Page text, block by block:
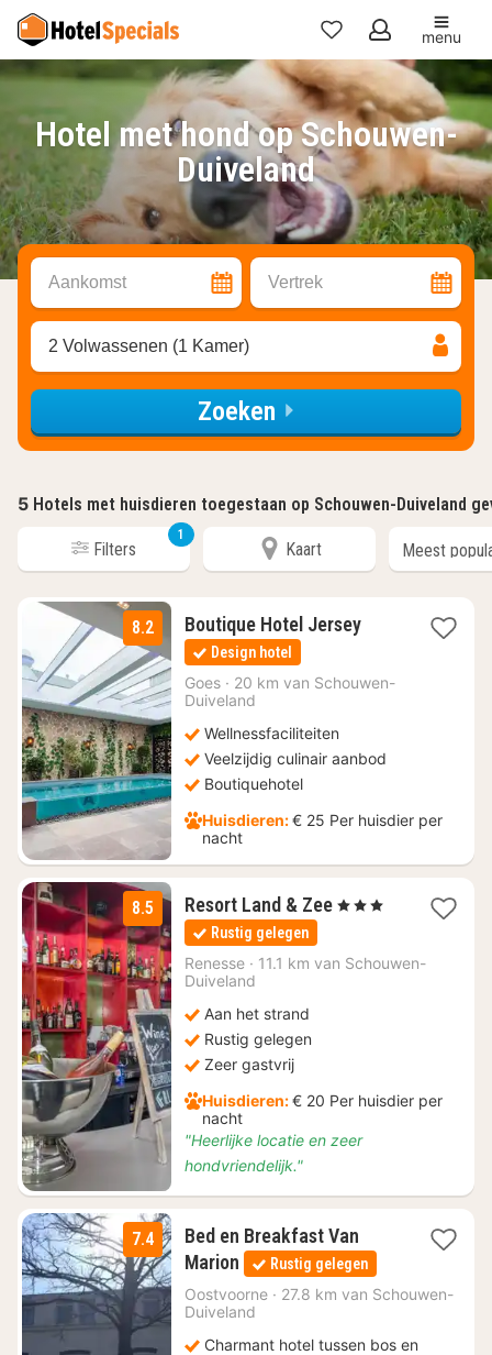
Mijn
favorieten
menu
Hotel met hond op Schouwen-
Duiveland
Aankomst Vertrek
2 Volwassenen (1 Kamer)
Zoeken
5 Hotels met huisdieren toegestaan op Schouwen-Duiveland
Filters
1
Kaart
8.2 Boutique Hotel Jersey1
€
Design hotel
Goes · 20 km van Schouwen-
Duiveland
Wellnessfaciliteiten
Veelzijdig culinair aanbod
Boutiquehotel
Huisdieren:€ 25 Per huisdier per
nacht
8.5 Resort Land & Zee1
€
, 3 Sterren
Rustig gelegen
Renesse · 11.1 km van Schouwen-
Duiveland
Aan het strand
Rustig gelegen
Zeer gastvrij
Huisdieren:€ 20 Per huisdier per
nacht
"Heerlijke locatie en zeer
hondvriendelijk."
7.4
Bed en Breakfast Van
Marion 1
nacht
vanaf
€
128,25
Rustig gelegen
Oostvoorne · 27.8 km van Schouwen-
Duiveland
Charmant hotel tussen bos en